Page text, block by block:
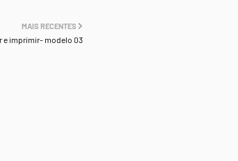
MAIS RECENTES
e imprimir- modelo 03